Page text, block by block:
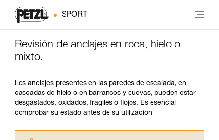
SPORT
Revisión de anclajes en roca, hielo o
mixto.
Los anclajes presentes en las paredes de escalada, en
cascadas de hielo o en barrancos y cuevas, pueden estar
desgastados, oxidados, frágiles o flojos. Es esencial
comprobar su estado antes de su utilización.